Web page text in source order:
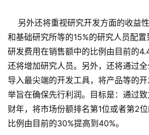
另外还将重视研究开发方面的收益
和基础研究所等的15%的研究人员配
研发费用在销售额中的比例由目前的
还将增加研究人员。另外，还将通过全
导入最尖端的开发工具，将产品等的
举旨在确保先行利润。目标是：通过
财年，将市场份额排名第1位或者第2
比例由目前的30%提高到40%。